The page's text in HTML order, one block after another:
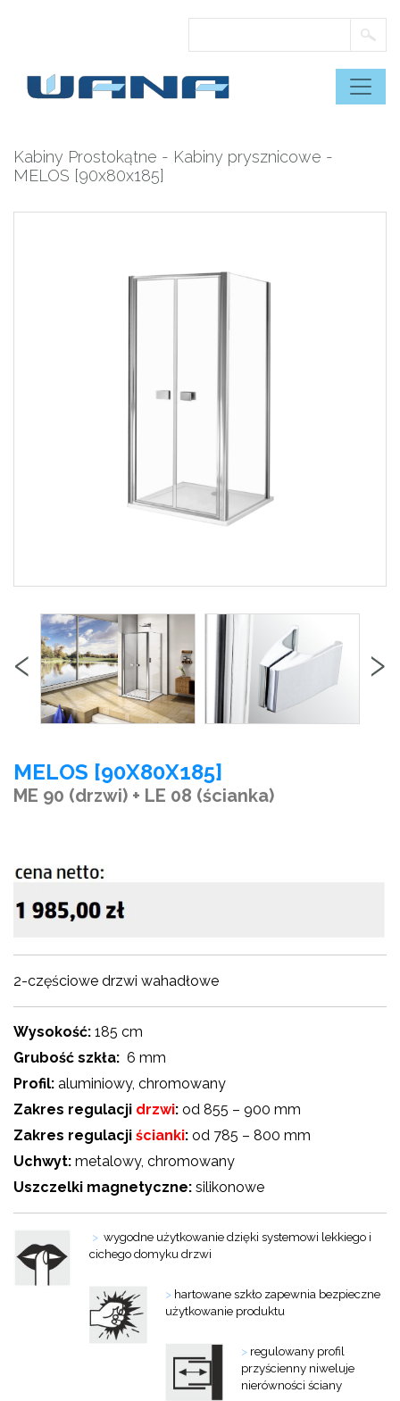
Kabiny Prostokątne - Kabiny prysznicowe -
MELOS [90x80x185]
‹ ›
MELOS [90X80X185]
ME 90 (drzwi) + LE 08 (ścianka)
2-częściowe drzwi wahadłowe
Wysokość: 185 cm
Grubość szkła: 6 mm
Profil: aluminiowy, chromowany
Zakres regulacji drzwi: od 855 – 900 mm
Zakres regulacji ścianki: od 785 – 800 mm
Uchwyt: metalowy, chromowany
Uszczelki magnetyczne: silikonowe
> wygodne użytkowanie dzięki systemowi lekkiego i
cichego domyku drzwi
> hartowane szkło zapewnia bezpieczne
użytkowanie produktu
> regulowany profil
przyścienny niweluje
nierówności ściany